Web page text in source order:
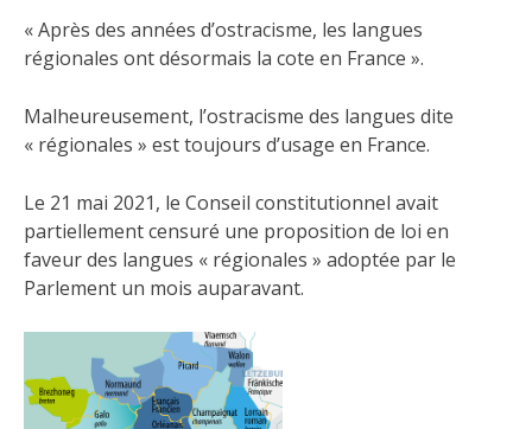
« Après des années d’ostracisme, les langues
régionales ont désormais la cote en France ».
Malheureusement, l’ostracisme des langues dite
« régionales » est toujours d’usage en France.
Le 21 mai 2021, le Conseil constitutionnel avait
partiellement censuré une proposition de loi en
faveur des langues « régionales » adoptée par le
Parlement un mois auparavant.